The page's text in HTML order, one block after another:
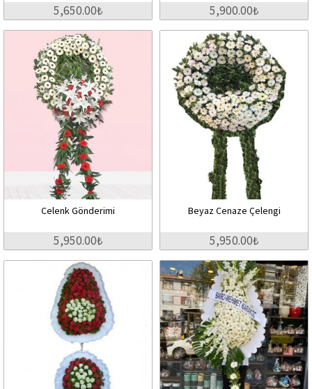
5,650.00₺ 5,900.00₺
Celenk Gönderimi
5,950.00₺
Beyaz Cenaze Çelengi
5,950.00₺